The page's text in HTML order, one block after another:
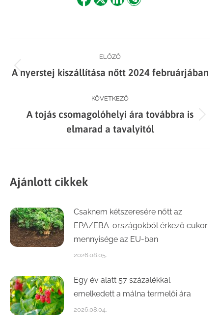
ShareShareShareShare
navigation
ELŐZŐ
Previous
A nyerstej kiszállítása nőtt 2024 februárjában
KÖVETKEZŐ
Next
post:
A tojás csomagolóhelyi ára továbbra is
elmarad a tavalyitól
Ajánlott cikkek
Csaknem kétszeresére nőtt az
EPA/EBA-országokból érkező cukor
mennyisége az EU-ban
2026.08.05.
Egy év alatt 57 százalékkal
emelkedett a málna termelői ára
2026.08.04.